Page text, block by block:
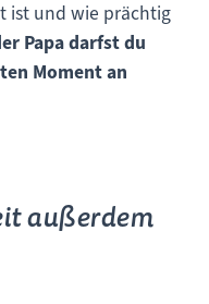
ist und wie prächtig
Papa darfst du
Moment an
außerdem